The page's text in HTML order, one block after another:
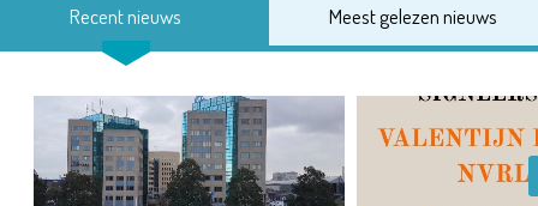
Recent nieuws Meest gelezen nieuws